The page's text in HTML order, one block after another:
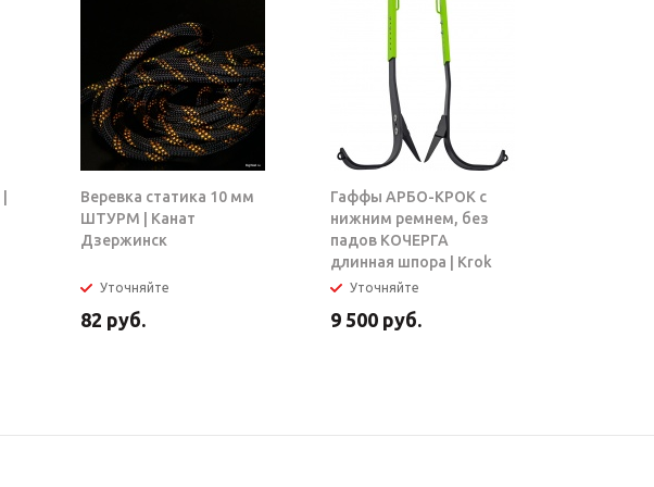
Веревка статика 10 мм
ШТУРМ | Канат
Дзержинск
Уточняйте
82 руб.
Гаффы АРБО-КРОК с
нижним ремнем, без
падов КОЧЕРГА
длинная шпора | Krok
Уточняйте
9 500 руб.